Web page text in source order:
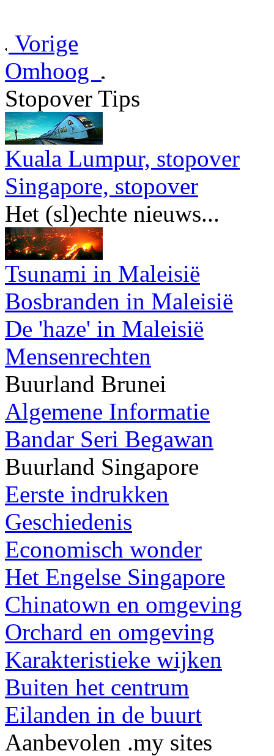
Vorige
Omhoog
Stopover Tips
Kuala Lumpur, stopover
Singapore, stopover
Het (sl)echte nieuws...
Tsunami in Maleisië
Bosbranden in Maleisië
De 'haze' in Maleisië
Mensenrechten
Buurland Brunei
Algemene Informatie
Bandar Seri Begawan
Buurland Singapore
Eerste indrukken
Geschiedenis
Economisch wonder
Het Engelse Singapore
Chinatown en omgeving
Orchard en omgeving
Karakteristieke wijken
Buiten het centrum
Eilanden in de buurt
Aanbevolen .my sites